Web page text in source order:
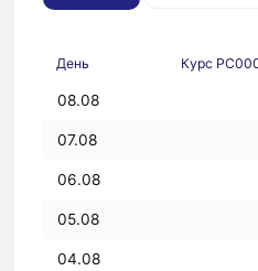
День Курс
08.08
07.08
06.08
05.08
04.08